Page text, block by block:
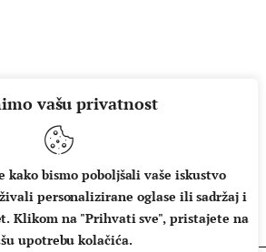
vašu privatnost
kako bismo poboljšali vaše iskustvo
personalizirane oglase ili sadržaj i
Klikom na "Prihvati sve", pristajete na
upotrebu kolačića.
UVJETI KORIŠTENJA